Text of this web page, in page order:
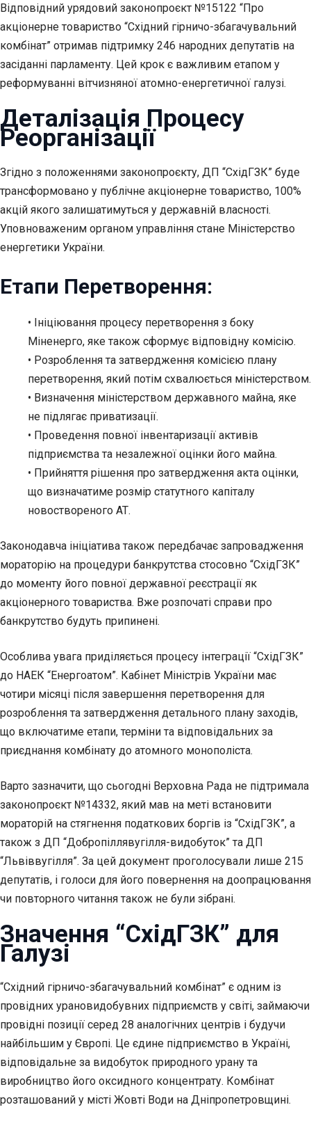
Відповідний урядовий законопроєкт №15122 “Про
акціонерне товариство “Східний гірничо-збагачувальний
комбінат” отримав підтримку 246 народних депутатів на
засіданні парламенту. Цей крок є важливим етапом у
реформуванні вітчизняної атомно-енергетичної галузі.
Деталізація Процесу
Реорганізації
Згідно з положеннями законопроєкту, ДП “СхідГЗК” буде
трансформовано у публічне акціонерне товариство, 100%
акцій якого залишатимуться у державній власності.
Уповноваженим органом управління стане Міністерство
енергетики України.
Етапи Перетворення:
• Ініціювання процесу перетворення з боку
Міненерго, яке також сформує відповідну комісію.
• Розроблення та затвердження комісією плану
перетворення, який потім схвалюється міністерством.
• Визначення міністерством державного майна, яке
не підлягає приватизації.
• Проведення повної інвентаризації активів
підприємства та незалежної оцінки його майна.
• Прийняття рішення про затвердження акта оцінки,
що визначатиме розмір статутного капіталу
новоствореного АТ.
Законодавча ініціатива також передбачає запровадження
мораторію на процедури банкрутства стосовно “СхідГЗК”
до моменту його повної державної реєстрації як
акціонерного товариства. Вже розпочаті справи про
банкрутство будуть припинені.
Особлива увага приділяється процесу інтеграції “СхідГЗК”
до НАЕК “Енергоатом”. Кабінет Міністрів України має
чотири місяці після завершення перетворення для
розроблення та затвердження детального плану заходів,
що включатиме етапи, терміни та відповідальних за
приєднання комбінату до атомного монополіста.
Варто зазначити, що сьогодні Верховна Рада не підтримала
законопроєкт №14332, який мав на меті встановити
мораторій на стягнення податкових боргів із “СхідГЗК”, а
також з ДП “Добропіллявугілля-видобуток” та ДП
“Львіввугілля”. За цей документ проголосували лише 215
депутатів, і голоси для його повернення на доопрацювання
чи повторного читання також не були зібрані.
Значення “СхідГЗК” для
Галузі
“Східний гірничо-збагачувальний комбінат” є одним із
провідних урановидобувних підприємств у світі, займаючи
провідні позиції серед 28 аналогічних центрів і будучи
найбільшим у Європі. Це єдине підприємство в Україні,
відповідальне за видобуток природного урану та
виробництво його оксидного концентрату. Комбінат
розташований у місті Жовті Води на Дніпропетровщині.